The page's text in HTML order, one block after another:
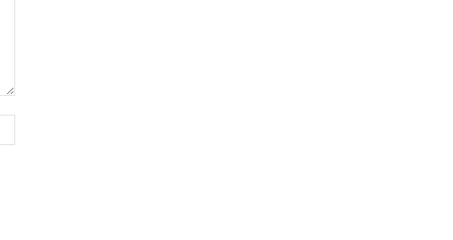
: